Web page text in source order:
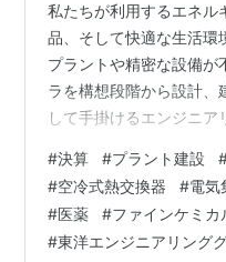
私たちが利用するエネル
品、そして快適な生活環
プラントや精密な設備が
ラを構想段階から設計、
して手掛けるエンジニア
総合エンジニアリング大
ープの中核を担い、プラ
広い領域で価値を提供す
ス株式会社の決算を深く
#決算 #プラント建設
#空冷式熱交換器 #電気
#医薬 #ファインケミカ
#東洋エンジニアリング